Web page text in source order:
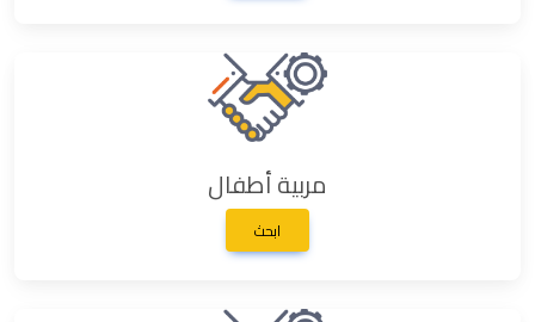
مربية أطفال
ابحث